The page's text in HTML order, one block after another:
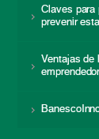
Claves para
prevenir
Ventajas de